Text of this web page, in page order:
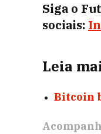
Siga o
sociais:
Leia
Bitcoin